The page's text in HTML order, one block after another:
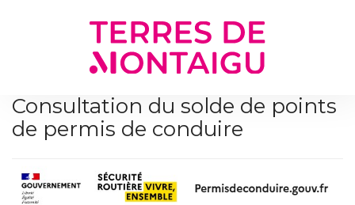
Consultation du solde de points
de permis de conduire